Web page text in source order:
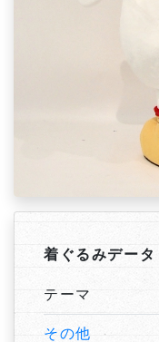
着ぐるみデータ
テーマ
その他